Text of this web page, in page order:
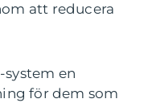
att reducera
system en
för dem som